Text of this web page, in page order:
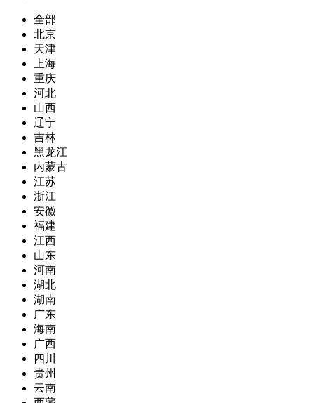
全部
北京
天津
上海
重庆
河北
山西
辽宁
吉林
黑龙江
内蒙古
江苏
浙江
安徽
福建
江西
山东
河南
湖北
湖南
广东
海南
广西
四川
贵州
云南